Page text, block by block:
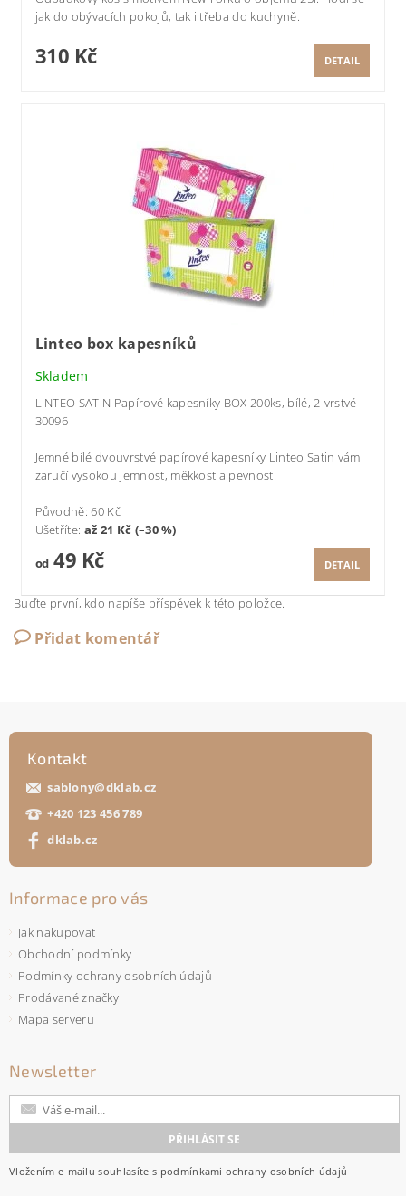
jak do obývacích pokojů, tak i třeba do kuchyně.
310 Kč DETAIL
Linteo box kapesníků
Skladem
LINTEO SATIN Papírové kapesníky BOX 200ks, bílé, 2-vrstvé
30096
Jemné bílé dvouvrstvé papírové kapesníky Linteo Satin vám
zaručí vysokou jemnost, měkkost a pevnost.
Původně:60 Kč
Ušetříte: až 21 Kč (–30 %)
od49 Kč DETAIL
Buďte první, kdo napíše příspěvek k této položce.
Přidat komentář
Kontakt
sablony@dklab.cz
+420 123 456 789
dklab.cz
Informace pro vás
Jak nakupovat
Obchodní podmínky
Podmínky ochrany osobních údajů
Prodávané značky
Mapa serveru
Newsletter
Vložením e-mailu souhlasíte s podmínkami ochrany osobních údajů